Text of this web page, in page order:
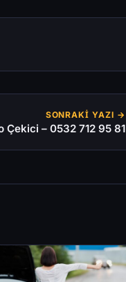
SONRAKI YAZI →
Çekici – 0532 712 95 81